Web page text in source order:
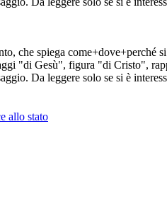
che spiega come+dove+perché
"di Gesù", figura "di Cristo",
Da leggere solo se si è
allo stato